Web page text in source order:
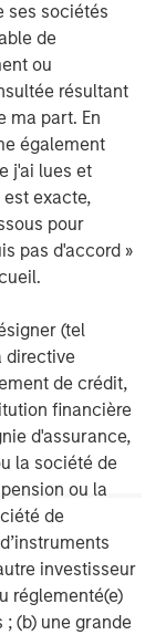
ses sociétés
de
ou
résultant
ma part. En
également
j'ai lues et
exacte,
pour
pas d'accord »
(tel
directive
de crédit,
financière
d'assurance,
la société de
ou la
de
investisseur
réglementé(e)
(b) une grande
Stanley
platform
private credit
Europe. The
across the
term loans,
equity and
information,
Lending
experienced
capital to
backed